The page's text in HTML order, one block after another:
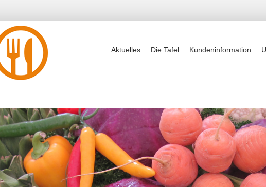
Aktuelles Die Tafel Kundeninformation